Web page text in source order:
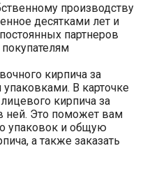
производству
десятками лет и
партнеров
кирпича за
упаковками. В карточке
кирпича за
ней. Это поможет вам
упаковок и общую
а также заказать